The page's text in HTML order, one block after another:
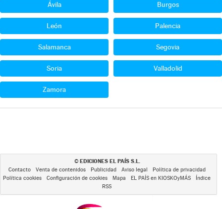
Ávila Burgos
León Palencia
Salamanca Segovia
Soria Valladolid
Zamora
© EDICIONES EL PAÍS S.L.
Contacto Venta de contenidos Publicidad Aviso legal
Política de privacidad
Política cookies
Configuración de cookies Mapa EL PAÍS en KIOSKOyMÁS
Índice
RSS